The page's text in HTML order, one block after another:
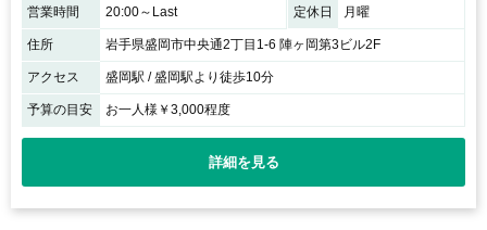
営業時間 20:00～Last 定休日 月曜
住所 岩手県盛岡市中央通2丁目1-6 陣ヶ岡第3ビル2F
アクセス 盛岡駅 / 盛岡駅より徒歩10分
予算の目安 お一人様￥3,000程度
詳細を見る